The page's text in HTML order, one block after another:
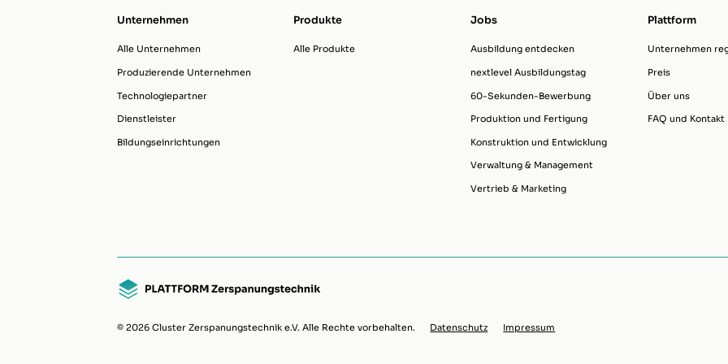
Unternehmen
Alle Unternehmen
Produzierende Unternehmen
Technologiepartner
Dienstleister
Bildungseinrichtungen
Produkte
Alle Produkte
Jobs
Ausbildung entdecken
nextlevel Ausbildungstag
60-Sekunden-Bewerbung
Produktion und Fertigung
Konstruktion und Entwicklung
Verwaltung & Management
Vertrieb & Marketing
Plattform
Unternehmen
Preis
Über uns
FAQ und Kontakt
© 2026 Cluster Zerspanungstechnik e.V. Alle Rechte vorbehalten. Datenschutz Impressum